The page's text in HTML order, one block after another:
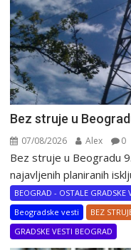
Bez struje u
07/08/2026 Alex 0
Bez struje u Beogradu
najavljenih planiranih
BEOGRAD - OSTALE GRADSKE
Beogradske vesti
BEZ
GRADSKE VESTI BEOGRAD